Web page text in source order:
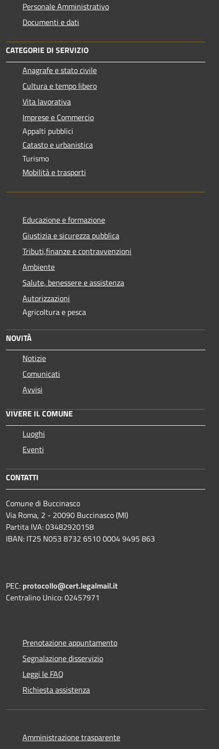
Personale Amministrativo
Documenti e dati
CATEGORIE DI SERVIZIO
Anagrafe e stato civile
Cultura e tempo libero
Vita lavorativa
Imprese e Commercio
Appalti pubblici
Catasto e urbanistica
Turismo
Mobilità e trasporti
Educazione e formazione
Giustizia e sicurezza pubblica
Tributi,finanze e contravvenzioni
Ambiente
Salute, benessere e assistenza
Autorizzazioni
Agricoltura e pesca
NOVITÀ
Notizie
Comunicati
Avvisi
VIVERE IL COMUNE
Luoghi
Eventi
CONTATTI
Comune di Buccinasco
Via Roma, 2 - 20090 Buccinasco (MI)
Partita IVA: 03482920158
IBAN: IT25 N053 8732 6510 0004 9495 863
PEC: protocollo@cert.legalmail.it
Centralino Unico: 02457971
Prenotazione appuntamento
Segnalazione disservizio
Leggi le FAQ
Richiesta assistenza
Amministrazione trasparente